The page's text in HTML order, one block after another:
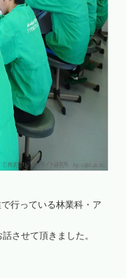
行っている林業科・ア
させて頂きました。